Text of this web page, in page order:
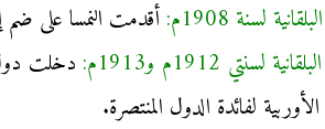
لسنة 1908م:
أقدمت النمسا على ضم
لسنتي 1912م و1913م:
دخلت دول
لفائدة الدول المنتصرة.